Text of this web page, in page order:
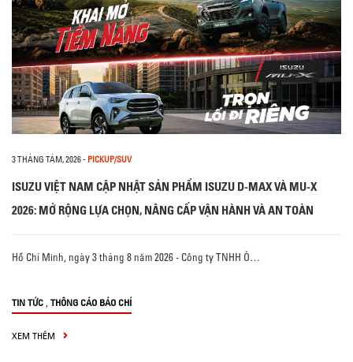
3 THÁNG TÁM, 2026- PICKUP/SUV
ISUZU VIỆT NAM CẬP NHẬT SẢN PHẨM ISUZU D-MAX VÀ MU-X
2026: MỞ RỘNG LỰA CHỌN, NÂNG CẤP VẬN HÀNH VÀ AN TOÀN
Hồ Chí Minh, ngày 3 tháng 8 năm 2026 - Công ty TNHH Ô…
TIN TỨC , THÔNG CÁO BÁO CHÍ
XEM THÊM